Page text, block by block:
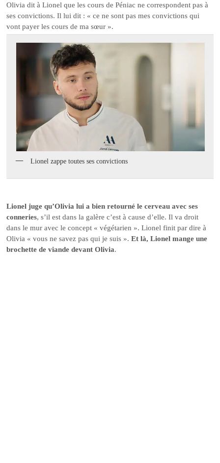
Olivia dit à Lionel que les cours de Péniac ne correspondent pas à
ses convictions. Il lui dit : « ce ne sont pas mes convictions qui
vont payer les cours de ma sœur ».
Lionel zappe toutes ses convictions
Lionel juge qu’Olivia lui a bien retourné le cerveau avec ses
conneries, s’il est dans la galère c’est à cause d’elle. Il va droit
dans le mur avec le concept « végétarien ». Lionel finit par dire à
Olivia « vous ne savez pas qui je suis ».Et là, Lionel mange une
brochette de viande devant Olivia.